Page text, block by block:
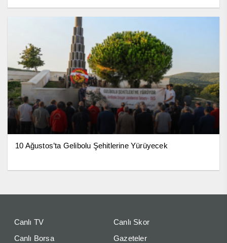
10 Ağustos’ta Gelibolu Şehitlerine Yürüyecek
Canlı TV
Canlı Skor
Canlı Borsa
Gazeteler